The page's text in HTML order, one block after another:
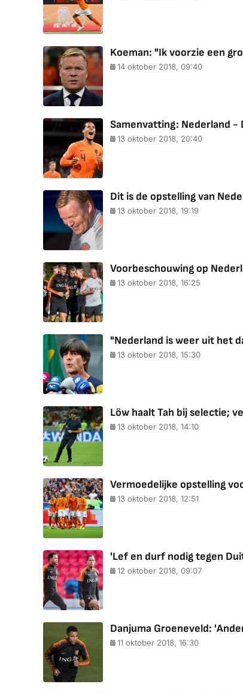
Koeman: "Ik voorzie een
14 oktober 2018, 09:40
Samenvatting: Nederland -
13 oktober 2018, 20:40
Dit is de opstelling van
13 oktober 2018, 19:19
Voorbeschouwing op
13 oktober 2018, 16:25
"Nederland is weer uit het
13 oktober 2018, 15:30
Löw haalt Tah bij selectie;
13 oktober 2018, 14:10
Vermoedelijke opstelling
13 oktober 2018, 12:51
'Lef en durf nodig tegen
12 oktober 2018, 09:07
Danjuma Groeneveld:
11 oktober 2018, 16:30